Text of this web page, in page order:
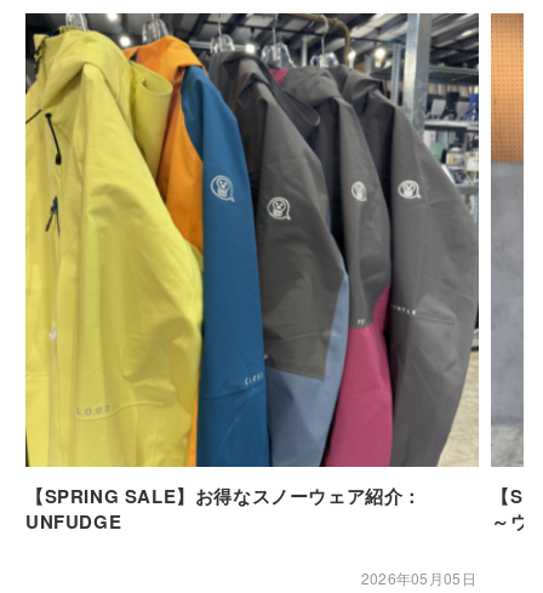
【SPRING SALE】お得なスノーウェア紹介：
UNFUDGE
2026年05月05日
【
～ウ